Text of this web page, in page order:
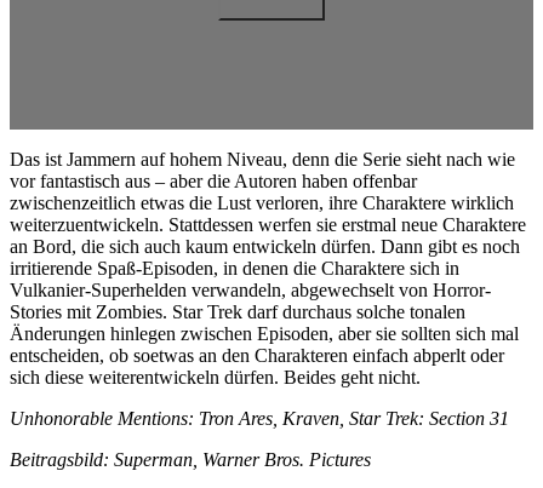
Das ist Jammern auf hohem Niveau, denn die Serie sieht nach wie
vor fantastisch aus – aber die Autoren haben offenbar
zwischenzeitlich etwas die Lust verloren, ihre Charaktere wirklich
weiterzuentwickeln. Stattdessen werfen sie erstmal neue Charaktere
an Bord, die sich auch kaum entwickeln dürfen. Dann gibt es noch
irritierende Spaß-Episoden, in denen die Charaktere sich in
Vulkanier-Superhelden verwandeln, abgewechselt von Horror-
Stories mit Zombies. Star Trek darf durchaus solche tonalen
Änderungen hinlegen zwischen Episoden, aber sie sollten sich mal
entscheiden, ob soetwas an den Charakteren einfach abperlt oder
sich diese weiterentwickeln dürfen. Beides geht nicht.
Unhonorable Mentions: Tron Ares, Kraven, Star Trek: Section 31
Beitragsbild: Superman, Warner Bros. Pictures